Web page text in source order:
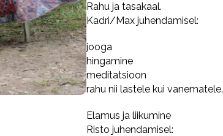
Rahu ja tasakaal.
Kadri/Max juhendamisel:
jooga
hingamine
meditatsioon
rahu nii lastele kui vanematele.
Elamus ja liikumine
Risto juhendamisel: